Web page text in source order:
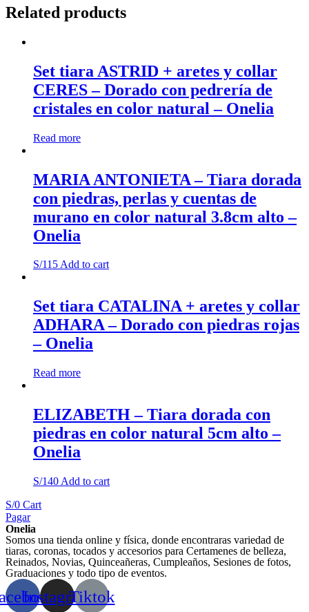
con
piedras
cuentas
murano
quantity
Related products
Set tiara ASTRID + aretes y collar
CERES – Dorado con pedrería de
cristales en color natural – Onelia
Read more
MARIA ANTONIETA – Tiara dorada
con piedras, perlas y cuentas de
murano en color natural 3.8cm alto –
Onelia
S/115Add to cart
Set tiara CATALINA + aretes y collar
ADHARA – Dorado con piedras rojas
– Onelia
Read more
ELIZABETH – Tiara dorada con
piedras en color natural 5cm alto –
Onelia
S/140 Add to cart
S/0 Cart
Pagar
Onelia
Somos una tienda online y física, donde encontraras variedad de
tiaras, coronas, tocados y accesorios para Certamenes de belleza,
Reinados, Novias, Quinceañeras, Cumpleaños, Sesiones de fotos,
Graduaciones y todo tipo de eventos.
InstagramTiktok